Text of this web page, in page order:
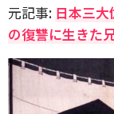
元記事: 日本三
の復讐に生きた